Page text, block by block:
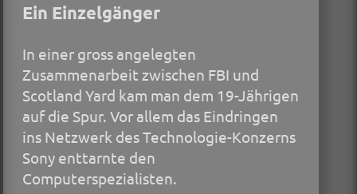
Ein Einzelgänger
In einer gross angelegten
Zusammenarbeit zwischen FBI und
Scotland Yard kam man dem 19-Jährigen
auf die Spur. Vor allem das Eindringen
ins Netzwerk des Technologie-Konzerns
Sony enttarnte den
Computerspezialisten.